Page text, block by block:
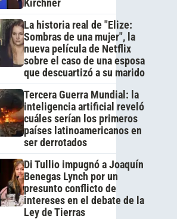
Kirchner
La historia real de "Elize:
Sombras de una mujer", la
nueva película de Netflix
sobre el caso de una esposa
que descuartizó a su marido
Tercera Guerra Mundial: la
inteligencia artificial reveló
cuáles serían los primeros
países latinoamericanos en
ser derrotados
Di Tullio impugnó a Joaquín
Benegas Lynch por un
presunto conflicto de
intereses en el debate de la
Ley de Tierras